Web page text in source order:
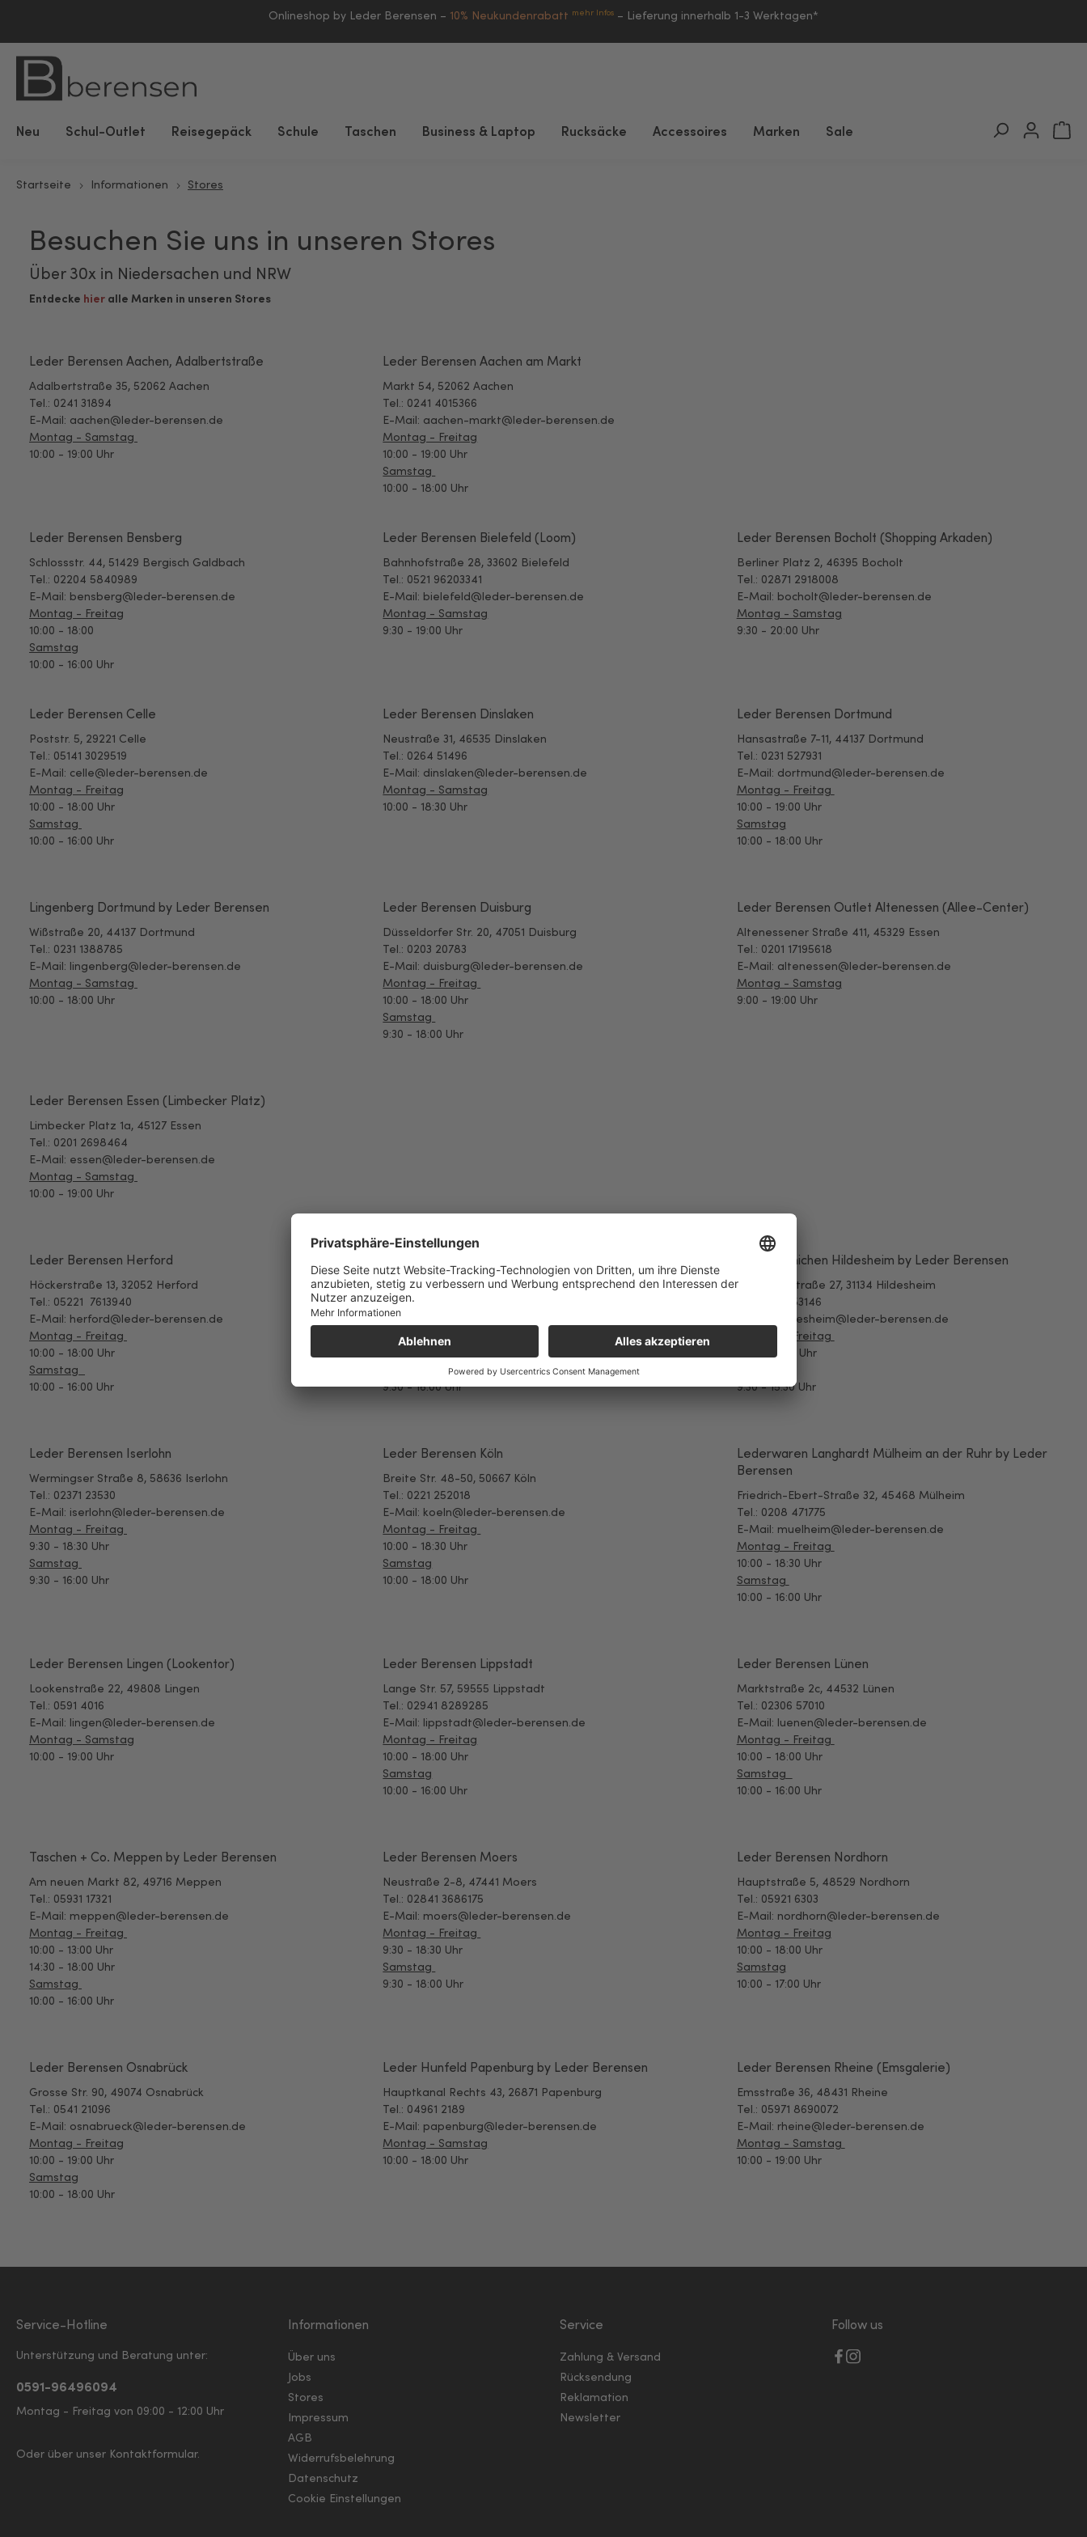
Onlineshop by Leder Berensen – 10% Neukundenrabatt mehr Infos – Lieferung innerhalb 1-3 Werktagen*
Neu Schul-Outlet Reisegepäck Schule Taschen Business & Laptop Rucksäcke Accessoires Marken Sale
Startseite Informationen Stores
Besuchen Sie uns in unseren Stores
Über 30x in Niedersachen und NRW
Entdecke hier alle Marken in unseren Stores
Leder Berensen Aachen, Adalbertstraße
Adalbertstraße 35, 52062 Aachen
Tel.: 0241 31894
E-Mail: aachen@leder-berensen.de
Montag - Samstag
10:00 - 19:00 Uhr
Leder Berensen Aachen am Markt
Markt 54, 52062 Aachen
Tel.: 0241 4015366
E-Mail: aachen-markt@leder-berensen.de
Montag - Freitag
10:00 - 19:00 Uhr
Samstag
10:00 - 18:00 Uhr
Leder Berensen Bensberg
Schlossstr. 44, 51429 Bergisch Galdbach
Tel.: 02204 5840989
E-Mail: bensberg@leder-berensen.de
Montag - Freitag
10:00 - 18:00
Samstag
10:00 - 16:00 Uhr
Leder Berensen Bielefeld (Loom)
Bahnhofstraße 28, 33602 Bielefeld
Tel.: 0521 96203341
E-Mail: bielefeld@leder-berensen.de
Montag - Samstag
9:30 - 19:00 Uhr
Leder Berensen Bocholt (Shopping Arkaden)
Berliner Platz 2, 46395 Bocholt
Tel.: 02871 2918008
E-Mail: bocholt@leder-berensen.de
Montag - Samstag
9:30 - 20:00 Uhr
Leder Berensen Celle
Poststr. 5, 29221 Celle
Tel.: 05141 3029519
E-Mail: celle@leder-berensen.de
Montag - Freitag
10:00 - 18:00 Uhr
Samstag
10:00 - 16:00 Uhr
Leder Berensen Dinslaken
Neustraße 31, 46535 Dinslaken
Tel.: 0264 51496
E-Mail: dinslaken@leder-berensen.de
Montag - Samstag
10:00 - 18:30 Uhr
Leder Berensen Dortmund
Hansastraße 7-11, 44137 Dortmund
Tel.: 0231 527931
E-Mail: dortmund@leder-berensen.de
Montag - Freitag
10:00 - 19:00 Uhr
Samstag
10:00 - 18:00 Uhr
Lingenberg Dortmund by Leder Berensen
Wißstraße 20, 44137 Dortmund
Tel.: 0231 1388785
E-Mail: lingenberg@leder-berensen.de
Montag - Samstag
10:00 - 18:00 Uhr
Leder Berensen Duisburg
Düsseldorfer Str. 20, 47051 Duisburg
Tel.: 0203 20783
E-Mail: duisburg@leder-berensen.de
Montag - Freitag
10:00 - 18:00 Uhr
Samstag
9:30 - 18:00 Uhr
Leder Berensen Outlet Altenessen (Allee-Center)
Altenessener Straße 411, 45329 Essen
Tel.: 0201 17195618
E-Mail: altenessen@leder-berensen.de
Montag - Samstag
9:00 - 19:00 Uhr
Leder Berensen Essen (Limbecker Platz)
Limbecker Platz 1a, 45127 Essen
Tel.: 0201 2698464
E-Mail: essen@leder-berensen.de
Montag - Samstag
10:00 - 19:00 Uhr
Leder Berensen Herford
Höckerstraße 13, 32052 Herford
Tel.: 05221 7613940
E-Mail: herford@leder-berensen.de
Montag - Freitag
10:00 - 18:00 Uhr
Samstag
10:00 - 16:00 Uhr
Bahnhofstraße 18a, 44623 Herne
Tel.: 02323 9575910
E-Mail: herne@leder-berensen.de
Montag - Freitag
9:30 - 16:00 Uhr
Leder Hünichen Hildesheim by Leder Berensen
Bernwardstraße 27, 31134 Hildesheim
Tel.: 05121 53146
E-Mail: hildesheim@leder-berensen.de
Montag - Freitag
9:30 - 18:30 Uhr
9:30 - 15:30 Uhr
Leder Berensen Iserlohn
Wermingser Straße 8, 58636 Iserlohn
Tel.: 02371 23530
E-Mail: iserlohn@leder-berensen.de
Montag - Freitag
9:30 - 18:30 Uhr
Samstag
9:30 - 16:00 Uhr
Leder Berensen Köln
Breite Str. 48-50, 50667 Köln
Tel.: 0221 252018
E-Mail: koeln@leder-berensen.de
Montag - Freitag
10:00 - 18:30 Uhr
Samstag
10:00 - 18:00 Uhr
Lederwaren Langhardt Mülheim an der Ruhr by Leder
Berensen
Friedrich-Ebert-Straße 32, 45468 Mülheim
Tel.: 0208 471775
E-Mail: muelheim@leder-berensen.de
Montag - Freitag
10:00 - 18:30 Uhr
Samstag
10:00 - 16:00 Uhr
Leder Berensen Lingen (Lookentor)
Lookenstraße 22, 49808 Lingen
Tel.: 0591 4016
E-Mail: lingen@leder-berensen.de
Montag - Samstag
10:00 - 19:00 Uhr
Leder Berensen Lippstadt
Lange Str. 57, 59555 Lippstadt
Tel.: 02941 8289285
E-Mail: lippstadt@leder-berensen.de
Montag - Freitag
10:00 - 18:00 Uhr
Samstag
10:00 - 16:00 Uhr
Leder Berensen Lünen
Marktstraße 2c, 44532 Lünen
Tel.: 02306 57010
E-Mail: luenen@leder-berensen.de
Montag - Freitag
10:00 - 18:00 Uhr
Samstag
10:00 - 16:00 Uhr
Taschen + Co. Meppen by Leder Berensen
Am neuen Markt 82, 49716 Meppen
Tel.: 05931 17321
E-Mail: meppen@leder-berensen.de
Montag - Freitag
10:00 - 13:00 Uhr
14:30 - 18:00 Uhr
Samstag
10:00 - 16:00 Uhr
Leder Berensen Moers
Neustraße 2-8, 47441 Moers
Tel.: 02841 3686175
E-Mail: moers@leder-berensen.de
Montag - Freitag
9:30 - 18:30 Uhr
Samstag
9:30 - 18:00 Uhr
Leder Berensen Nordhorn
Hauptstraße 5, 48529 Nordhorn
Tel.: 05921 6303
E-Mail: nordhorn@leder-berensen.de
Montag - Freitag
10:00 - 18:00 Uhr
Samstag
10:00 - 17:00 Uhr
Leder Berensen Osnabrück
Grosse Str. 90, 49074 Osnabrück
Tel.: 0541 21096
E-Mail: osnabrueck@leder-berensen.de
Montag - Freitag
10:00 - 19:00 Uhr
Samstag
10:00 - 18:00 Uhr
Leder Hunfeld Papenburg by Leder Berensen
Hauptkanal Rechts 43, 26871 Papenburg
Tel.: 04961 2189
E-Mail: papenburg@leder-berensen.de
Montag - Samstag
10:00 - 18:00 Uhr
Leder Berensen Rheine (Emsgalerie)
Emsstraße 36, 48431 Rheine
Tel.: 05971 8690072
E-Mail: rheine@leder-berensen.de
Montag - Samstag
10:00 - 19:00 Uhr
Service-Hotline
Unterstützung und Beratung unter:
0591-96496094
Montag - Freitag von 09:00 - 12:00 Uhr
Oder über unser Kontaktformular.
Informationen
Über uns
Jobs
Stores
Impressum
AGB
Widerrufsbelehrung
Datenschutz
Cookie Einstellungen
Service
Zahlung & Versand
Rücksendung
Reklamation
Newsletter
Follow us